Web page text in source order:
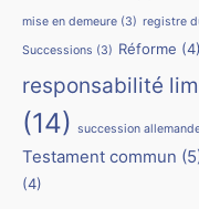
mise en demeure (3) registre
Successions (3) Réforme (4)
responsabilité
(14) succession
Testament commun
(4)